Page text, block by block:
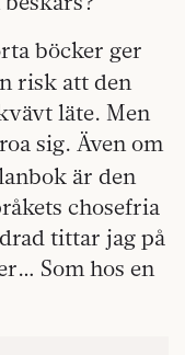
böcker ger
risk att den
läte. Men
sig. Även om
är den
chosefria
tittar jag på
Som hos en